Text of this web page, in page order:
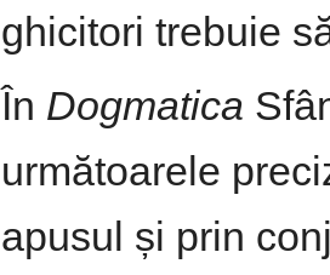
ghicitori trebuie
În Dogmatica
următoarele
apusul și prin